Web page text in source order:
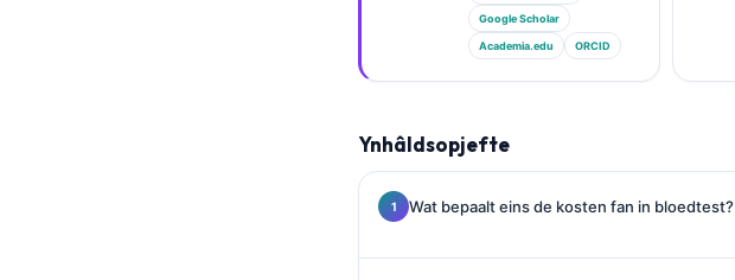
Google Scholar
Academia.edu ORCID
Ynhâldsopjefte
Wat bepaalt eins de kosten fan in bloedtest?